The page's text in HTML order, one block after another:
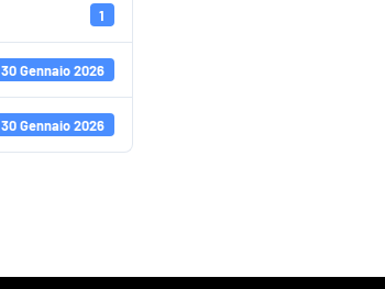
1
30 Gennaio 2026
30 Gennaio 2026